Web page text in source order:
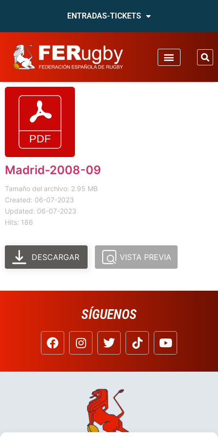
ENTRADAS-TICKETS
Madrid-2008-09
Tamaño del archivo: 2.95 MB
Created: 06-07-2023
Updated: 06-07-2023
Hits: 186
DESCARGAR VISTA PREVIA
SÍGUENOS